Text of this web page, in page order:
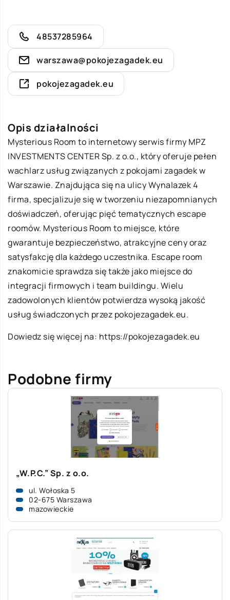
48537285964
warszawa@pokojezagadek.eu
pokojezagadek.eu
Opis działalności
Mysterious Room to internetowy serwis firmy MPZ
INVESTMENTS CENTER Sp. z o.o., który oferuje pełen
wachlarz usług związanych z pokojami zagadek w
Warszawie. Znajdująca się na ulicy Wynalazek 4
firma, specjalizuje się w tworzeniu niezapomnianych
doświadczeń, oferując pięć tematycznych escape
roomów. Mysterious Room to miejsce, które
gwarantuje bezpieczeństwo, atrakcyjne ceny oraz
satysfakcję dla każdego uczestnika. Escape room
znakomicie sprawdza się także jako miejsce do
integracji firmowych i team buildingu. Wielu
zadowolonych klientów potwierdza wysoką jakość
usług świadczonych przez pokojezagadek.eu.
Dowiedz się więcej na: https://pokojezagadek.eu
Podobne firmy
„W.P.C.” Sp. z o.o.
ul. Wołoska 5
02-675 Warszawa
mazowieckie